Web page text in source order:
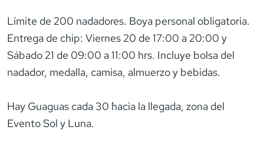
Límite de 200 nadadores. Boya personal obligatoria.
Entrega de chip: Viernes 20 de 17:00 a 20:00 y
Sábado 21 de 09:00 a 11:00 hrs. Incluye bolsa del
nadador, medalla, camisa, almuerzo y bebidas.
Hay Guaguas cada 30´ hacia la llegada, zona del
Evento Sol y Luna.